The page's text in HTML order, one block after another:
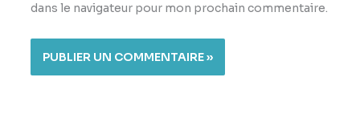
dans le navigateur pour mon prochain commentaire.